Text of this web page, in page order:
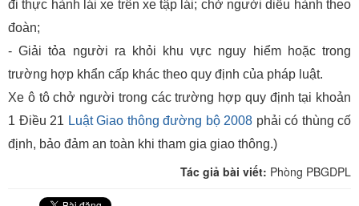
đi thực hành lái xe trên xe tập lái; chở người diễu hành theo
đoàn;
- Giải tỏa người ra khỏi khu vực nguy hiểm hoặc trong
trường hợp khẩn cấp khác theo quy định của pháp luật.
Xe ô tô chở người trong các trường hợp quy định tại khoản
1 Điều 21 Luật Giao thông đường bộ 2008 phải có thùng cố
định, bảo đảm an toàn khi tham gia giao thông.)
Tác giả bài viết: Phòng PBGDPL